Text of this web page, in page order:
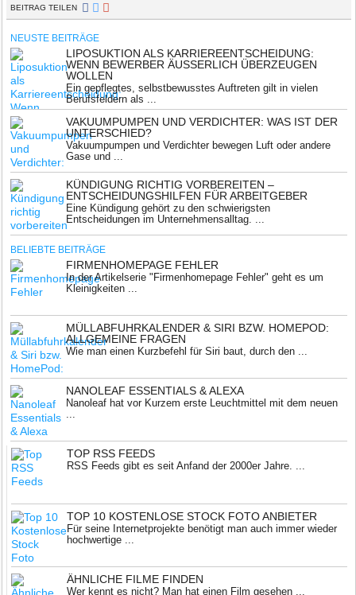
BEITRAG TEILEN
NEUSTE BEITRÄGE
LIPOSUKTION ALS KARRIEREENTSCHEIDUNG:
WENN BEWERBER ÄUSSERLICH ÜBERZEUGEN W
OLLEN
Ein gepflegtes, selbstbewusstes Auftreten gilt in vielen
Berufsfeldern als ...
VAKUUMPUMPEN UND VERDICHTER: WAS IST DER
UNTERSCHIED?
Vakuumpumpen und Verdichter bewegen Luft oder andere
Gase und ...
KÜNDIGUNG RICHTIG VORBEREITEN –
ENTSCHEIDUNGSHILFEN FÜR ARBEITGEBER
Eine Kündigung gehört zu den schwierigsten
Entscheidungen im Unternehmensalltag. ...
BELIEBTE BEITRÄGE
FIRMENHOMEPAGE FEHLER
In der Artikelserie "Firmenhomepage Fehler" geht es um
Kleinigkeiten ...
MÜLLABFUHRKALENDER & SIRI BZW. HOMEPOD:
ALLGEMEINE FRAGEN
Wie man einen Kurzbefehl für Siri baut, durch den ...
NANOLEAF ESSENTIALS & ALEXA
Nanoleaf hat vor Kurzem erste Leuchtmittel mit dem neuen
...
TOP RSS FEEDS
RSS Feeds gibt es seit Anfand der 2000er Jahre. ...
TOP 10 KOSTENLOSE STOCK FOTO ANBIETER
Für seine Internetprojekte benötigt man auch immer wieder
hochwertige ...
ÄHNLICHE FILME FINDEN
Wer kennt es nicht? Man hat einen Film gesehen ...